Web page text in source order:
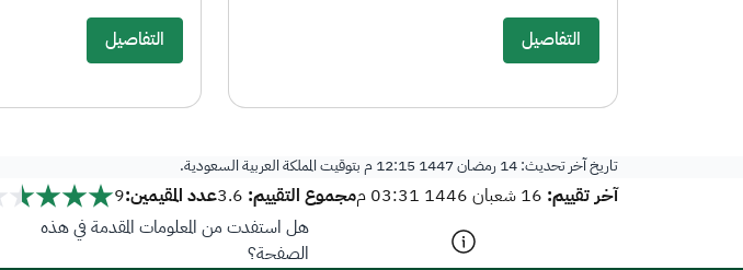
التفاصيل التفاصيل
تاريخ آخر تحديث:14 رمضان 1447 12:15 م بتوقيت المملكة العربية السعودية.
آخر تقييم: 16 شعبان 1446 03:31 م مجموع التقييم: 3.6عدد المقيمين:9
هل استفدت من المعلومات المقدمة في هذه
الصفحة؟